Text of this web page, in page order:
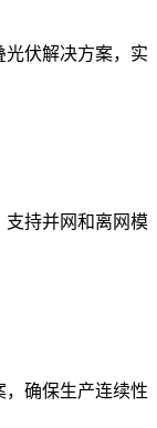
光伏解决方案，实
支持并网和离网模
，确保生产连续性